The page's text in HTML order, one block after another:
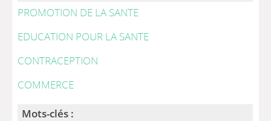
PROMOTION DE LA SANTE
EDUCATION POUR LA SANTE
CONTRACEPTION
COMMERCE
Mots-clés :